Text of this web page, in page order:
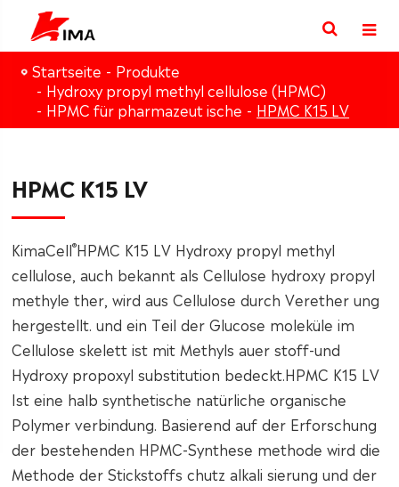
Startseite
Produkte
Hydroxy propyl methyl cellulose (HPMC)
HPMC für pharmazeut ische
HPMC K15 LV
HPMC K15 LV
KimaCell®HPMC K15 LV Hydroxy propyl methyl
cellulose, auch bekannt als Cellulose hydroxy propyl
methyle ther, wird aus Cellulose durch Verether ung
hergestellt. und ein Teil der Glucose moleküle im
Cellulose skelett ist mit Methyls auer stoff-und
Hydroxy propoxyl substitution bedeckt.HPMC K15 LV
Ist eine halb synthetische natürliche organische
Polymer verbindung. Basierend auf der Erforschung
der bestehenden HPMC-Synthese methode wird die
Methode der Stickstoffs chutz alkali sierung und der